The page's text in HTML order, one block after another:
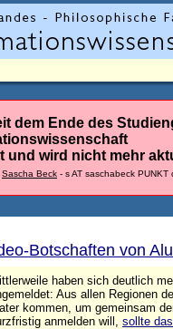
dem Ende des
und wird nicht mehr
Sascha Beck - s AT saschabeck PUNKT
Botschaften von
haben sich deutlich
Aus allen Regionen
kommen, um gemeinsam
anmelden will, sollte